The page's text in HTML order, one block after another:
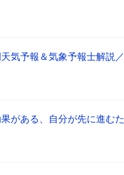
気予報＆気象予報士解説／
がある、自分が先に進むた